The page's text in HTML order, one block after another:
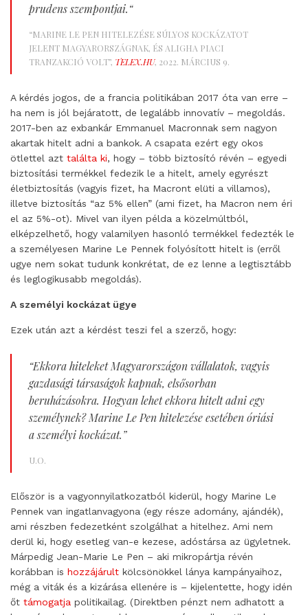
prudens szempontjai.“
“MARINE LE PEN HITELEZÉSE SÚLYOS KOCKÁZATOT
JELENT MAGYARORSZÁGNAK, ÉS ALIGHA PIACI
TRANZAKCIÓ VOLT”, TELEX.HU, 2022. MÁRCIUS 9.
A kérdés jogos, de a francia politikában 2017 óta van erre –
ha nem is jól bejáratott, de legalább innovatív – megoldás.
2017-ben az exbankár Emmanuel Macronnak sem nagyon
akartak hitelt adni a bankok. A csapata ezért egy okos
ötlettel azt találta ki, hogy – több biztosító révén – egyedi
biztosítási termékkel fedezik le a hitelt, amely egyrészt
életbiztosítás (vagyis fizet, ha Macront elüti a villamos),
illetve biztosítás “az 5% ellen” (ami fizet, ha Macron nem éri
el az 5%-ot). Mivel van ilyen példa a közelmúltból,
elképzelhető, hogy valamilyen hasonló termékkel fedezték le
a személyesen Marine Le Pennek folyósított hitelt is (erről
ugye nem sokat tudunk konkrétat, de ez lenne a legtisztább
és leglogikusabb megoldás).
A személyi kockázat ügye
Ezek után azt a kérdést teszi fel a szerző, hogy:
“Ekkora hiteleket Magyarországon vállalatok, vagyis
gazdasági társaságok kapnak, elsősorban
beruházásokra. Hogyan lehet ekkora hitelt adni egy
személynek? Marine Le Pen hitelezése esetében óriási
a személyi kockázat.”
U.O.
Először is a vagyonnyilatkozatból kiderül, hogy Marine Le
Pennek van ingatlanvagyona (egy része adomány, ajándék),
ami részben fedezetként szolgálhat a hitelhez. Ami nem
derül ki, hogy esetleg van-e kezese, adóstársa az ügyletnek.
Márpedig Jean-Marie Le Pen – aki mikropártja révén
korábban is hozzájárult kölcsönökkel lánya kampányaihoz,
még a viták és a kizárása ellenére is – kijelentette, hogy idén
őt támogatja politikailag. (Direktben pénzt nem adhatott a